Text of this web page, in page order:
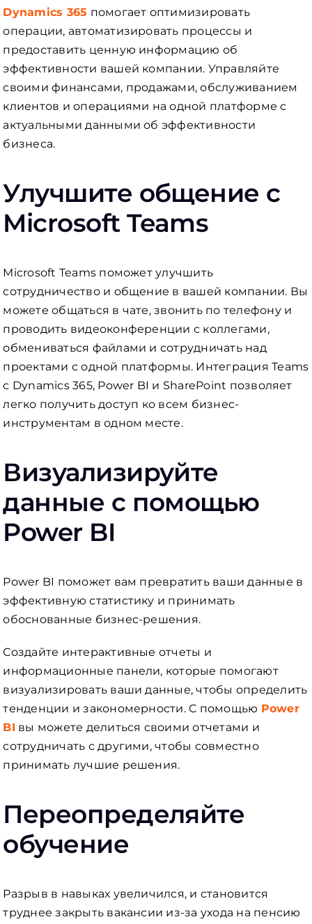
Dynamics 365 помогает оптимизировать
операции, автоматизировать процессы и
предоставить ценную информацию об
эффективности вашей компании. Управляйте
своими финансами, продажами, обслуживанием
клиентов и операциями на одной платформе с
актуальными данными об эффективности
бизнеса.
Улучшите общение с
Microsoft Teams
Microsoft Teams поможет улучшить
сотрудничество и общение в вашей компании. Вы
можете общаться в чате, звонить по телефону и
проводить видеоконференции с коллегами,
обмениваться файлами и сотрудничать над
проектами с одной платформы. Интеграция Teams
с Dynamics 365, Power BI и SharePoint позволяет
легко получить доступ ко всем бизнес-
инструментам в одном месте.
Визуализируйте
данные с помощью
Power BI
Power BI поможет вам превратить ваши данные в
эффективную статистику и принимать
обоснованные бизнес-решения.
Создайте интерактивные отчеты и
информационные панели, которые помогают
визуализировать ваши данные, чтобы определить
тенденции и закономерности. С помощью Power
BI вы можете делиться своими отчетами и
сотрудничать с другими, чтобы совместно
принимать лучшие решения.
Переопределяйте
обучение
Разрыв в навыках увеличился, и становится
труднее закрыть вакансии из-за ухода на пенсию